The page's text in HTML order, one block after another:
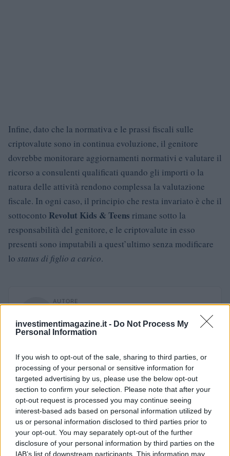
investimentimagazine.it - Do Not Process My
Personal Information
If you wish to opt-out of the sale, sharing to third parties, or
processing of your personal or sensitive information for
targeted advertising by us, please use the below opt-out
section to confirm your selection. Please note that after your
opt-out request is processed you may continue seeing
interest-based ads based on personal information utilized by
us or personal information disclosed to third parties prior to
your opt-out. You may separately opt-out of the further
disclosure of your personal information by third parties on the
IAB’s list of downstream participants. This information may
Infine, dato che la normativa e le prassi fiscali sulle
criptovalute sono in continua evoluzione, il genitore
dovrebbe monitorare aggiornamenti normativi e valutare il
ricorso a consulenti qualificati quando gli importi o la
natura delle attività rendono complessa la valutazione
fiscale. In ogni caso, il principio che resta invariato è che il
sottoconto Revolut Kids & Teens rimane sotto la
responsabilità del genitore, e le criptovalute in esso
presenti sono imputabili a quest’ultimo senza modificare
lo status di figlio a carico.
AUTORE
Edoardo Vitali ha coordinato la copertura della
ristrutturazione del mercato ittico di Palermo,
fiscale. Capo redattore economia, porta in
redazione un tratto pragmatico e un dettaglio
personale: conserva ancora taccuini degli
incontri in Sala delle Lapidi.